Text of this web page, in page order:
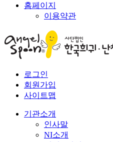
홈페이지
이용약관
로그인
회원가입
사이트맵
기관소개
인사말
NI소개